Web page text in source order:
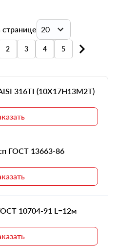
странице 20
20
60
100
2 3 4 5
316TI (10Х17Н13М2Т)
ГОСТ 13663-86
10704-91 L=12м